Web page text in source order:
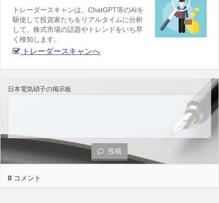
トレーダースキャンは、ChatGPT等のAIを
駆使して投資家たちをリアルタイムに分析
して、株式市場の話題やトレンドをいち早
く検知します。
トレーダースキャンへ
日本電気硝子の掲示板
投稿
0 コメント